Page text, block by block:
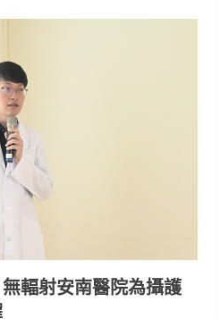
無輻射安南醫院為攝護